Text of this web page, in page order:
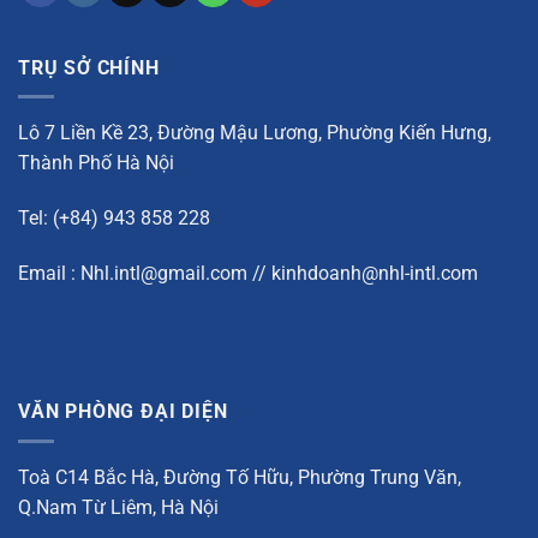
TRỤ SỞ CHÍNH
Lô 7 Liền Kề 23, Đường Mậu Lương, Phường Kiến Hưng,
Thành Phố Hà Nội
Tel: (+84) 943 858 228
Email : Nhl.intl@gmail.com // kinhdoanh@nhl-intl.com
VĂN PHÒNG ĐẠI DIỆN
Toà C14 Bắc Hà, Đường Tố Hữu, Phường Trung Văn,
Q.Nam Từ Liêm, Hà Nội